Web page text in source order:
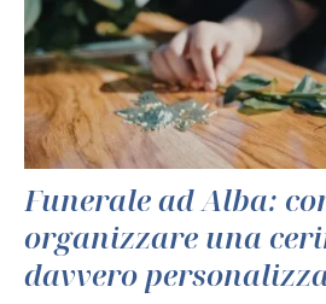
Funerale ad Alba:
organizzare una
davvero